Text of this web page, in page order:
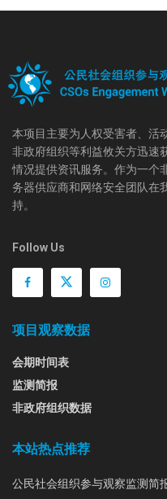
本项目主要为人权受害者、活
非政府组织等利益攸关方迅速
情况提供资讯服务。作为一个
务器供应商和网络安全团队在
持。
Follow Us
项目观察数据
会期时间表
监测简报
非政府组织数据
本站热点推荐
公民社会组织参与观察监测简